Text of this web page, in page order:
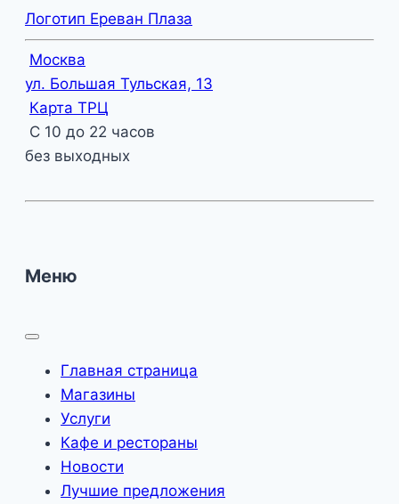
Логотип Ереван Плаза
Москва
ул. Большая Тульская, 13
Карта ТРЦ
С 10 до 22 часов
без выходных
Меню
Главная страница
Магазины
Услуги
Кафе и рестораны
Новости
Лучшие предложения